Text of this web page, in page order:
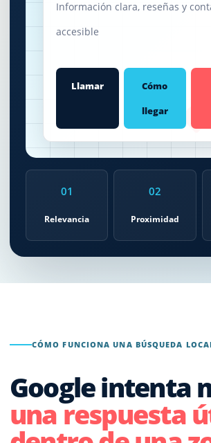
Información clara, reseñas y
accesible
Llamar
Cómo
llegar
01
Relevancia
02
Proximidad
CÓMO FUNCIONA UNA BÚSQUEDA
Google intenta
una respuesta